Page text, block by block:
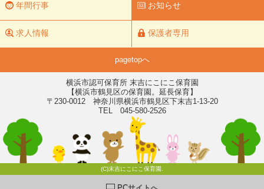
年間行事 お知らせ
求人情報 保護者専用
pagetopへ
横浜市認可保育所 末吉にこにこ保育園
【横浜市鶴見区の保育園。延長保育】
〒230-0012 神奈川県横浜市鶴見区下末吉1-13-20
TEL 045-580-2526
(C)末吉にこにこ保育園.